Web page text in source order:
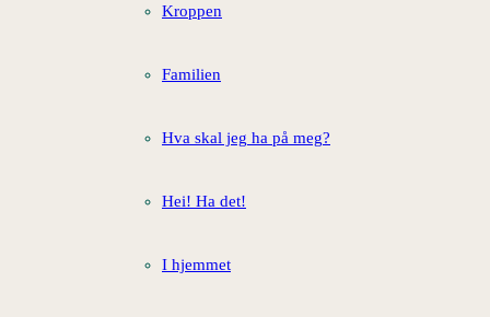
Kroppen
Familien
Hva skal jeg ha på meg?
Hei! Ha det!
I hjemmet